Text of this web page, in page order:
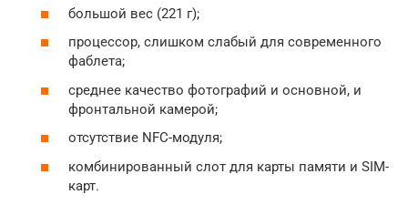
большой вес (221 г);
процессор, слишком слабый для современного
фаблета;
среднее качество фотографий и основной, и
фронтальной камерой;
отсутствие NFC-модуля;
комбинированный слот для карты памяти и SIM-
карт.